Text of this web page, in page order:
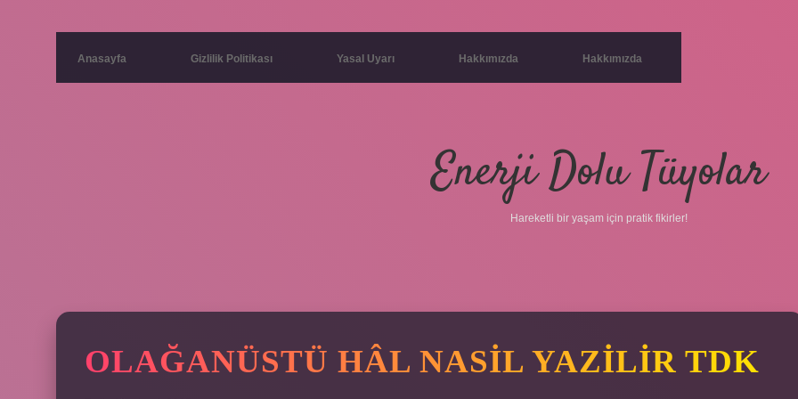
Anasayfa Gizlilik Politikası Yasal Uyarı Hakkımızda Hakkımızda
Enerji Dolu Tüyolar
Hareketli bir yaşam için pratik fikirler!
OLAĞANÜSTÜ HÂL NASIL YAZILIR TDK